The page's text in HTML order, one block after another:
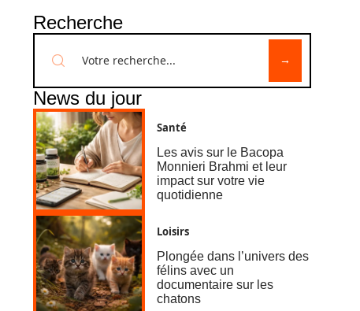
Recherche
News du jour
Santé
Les avis sur le Bacopa
Monnieri Brahmi et leur
impact sur votre vie
quotidienne
Loisirs
Plongée dans l’univers des
félins avec un
documentaire sur les
chatons